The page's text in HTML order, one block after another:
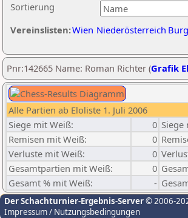
Sortierung
Vereinslisten:Wien Niederösterreich
Pnr:142665 Name: Roman Richter (Grafik
Alle Partien ab Eloliste 1. Juli 2006
Siege mit Weiß:
0 Siege
Remisen mit Weiß:
0
Verluste mit Weiß:
0
Gesamtpartien mit Weiß:
0
Gesamt % mit Weiß:
-
Der Schachturnier-Ergebnis-Server© 2006-
Impressum / Nutzungsbedingungen